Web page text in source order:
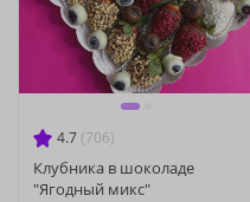
4.7 (706)
Клубника в шоколаде
"Ягодный микс"